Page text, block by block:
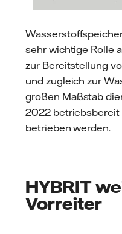
sehr wichtige Rolle
zur Bereitstellung
und zugleich zur
großen Maßstab
2022
betrieben werden.
HYBRIT
Vorreiter